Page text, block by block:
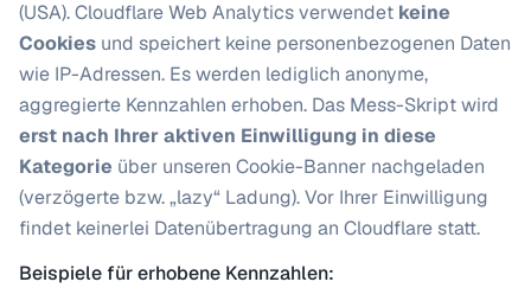
(USA). Cloudflare Web Analytics verwendet keine
Cookies und speichert keine personenbezogenen Daten
wie IP-Adressen. Es werden lediglich anonyme,
aggregierte Kennzahlen erhoben. Das Mess-Skript wird
erst nach Ihrer aktiven Einwilligung in diese
Kategorie über unseren Cookie-Banner nachgeladen
(verzögerte bzw. „lazy“ Ladung). Vor Ihrer Einwilligung
findet keinerlei Datenübertragung an Cloudflare statt.
Beispiele für erhobene Kennzahlen: